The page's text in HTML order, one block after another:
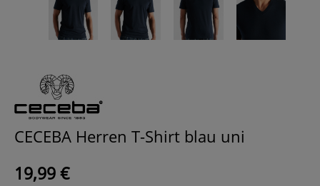
CECEBA Herren T-Shirt blau uni
19,99 €